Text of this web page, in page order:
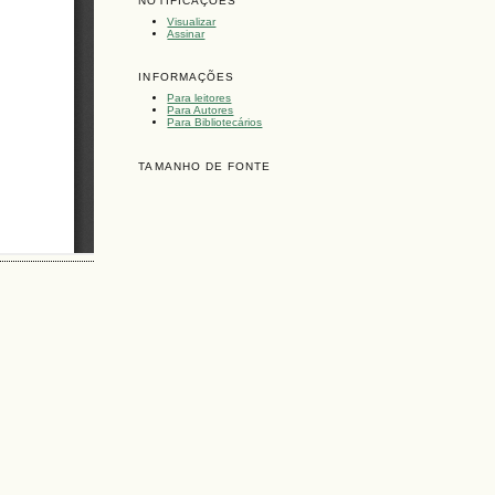
Visualizar
Assinar
INFORMAÇÕES
Para leitores
Para Autores
Para Bibliotecários
TAMANHO DE FONTE